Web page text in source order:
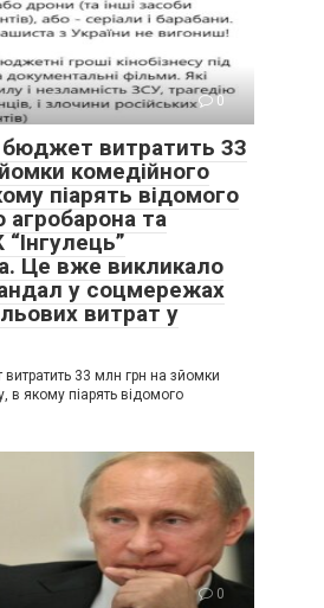
0
бюджет витратить 33
комедійного
піарять відомого
агробарона та
Це вже викликало
у соцмережах
витрат у
33 млн грн на зйомки
в якому піарять відомого
0